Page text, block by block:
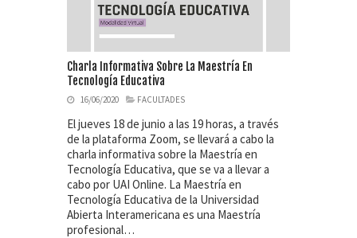
Charla Informativa Sobre La Maestría En
Tecnología Educativa
16/06/2020 FACULTADES
El jueves 18 de junio a las 19 horas, a través
de la plataforma Zoom, se llevará a cabo la
charla informativa sobre la Maestría en
Tecnología Educativa, que se va a llevar a
cabo por UAI Online. La Maestría en
Tecnología Educativa de la Universidad
Abierta Interamericana es una Maestría
profesional…